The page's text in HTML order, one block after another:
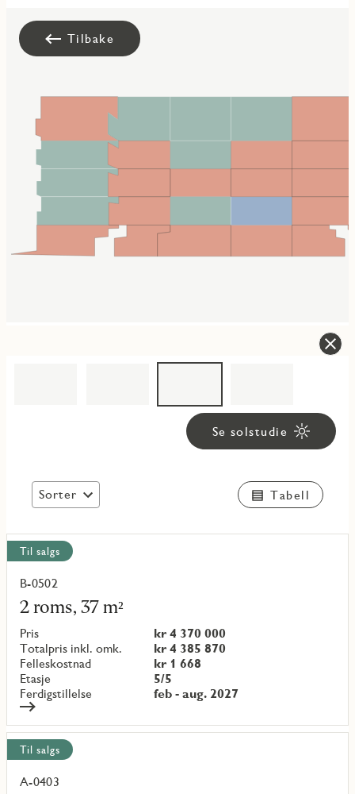
Tilbake
Se solstudie
Sorter Tabell
Vis
alle
objekt
Til salgs
B-0502
2 roms, 37 m²
Pris
kr 4 370 000
Totalpris inkl. omk.
kr 4 385 870
Felleskostnad
kr 1 668
Etasje
5/5
Ferdigstillelse
feb - aug. 2027
Les
mer
om
objekt
{objectNumber}
Til salgs
A-0403
Les